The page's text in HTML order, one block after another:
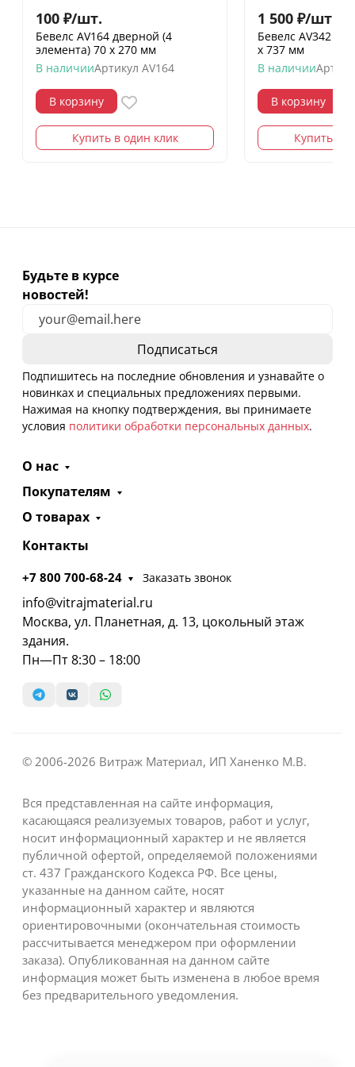
100 ₽/шт.
Бевелс AV164 дверной (4
элемента) 70 х 270 мм
В наличииАртикул AV164
В корзину
Купить в один клик
1 500 ₽/шт.
Бевелс AV342
х 737 мм
В наличии
В корзину
Купить в
Будьте в курсе
новостей!
Подпишитесь на последние обновления и узнавайте о
новинках и специальных предложениях первыми.
Нажимая на кнопку подтверждения, вы принимаете
условия политики обработки персональных данных.
О нас
Покупателям
О товарах
Контакты
+7 800 700-68-24 Заказать звонок
info@vitrajmaterial.ru
Москва, ул. Планетная, д. 13, цокольный этаж
здания.
Пн—Пт 8:30 – 18:00
© 2006-2026 Витраж Материал, ИП Ханенко М.В.
Вся представленная на сайте информация,
касающаяся реализуемых товаров, работ и услуг,
носит информационный характер и не является
публичной офертой, определяемой положениями
ст. 437 Гражданского Кодекса РФ. Все цены,
указанные на данном сайте, носят
информационный характер и являются
ориентировочными (окончательная стоимость
рассчитывается менеджером при оформлении
заказа). Опубликованная на данном сайте
информация может быть изменена в любое время
без предварительного уведомления.